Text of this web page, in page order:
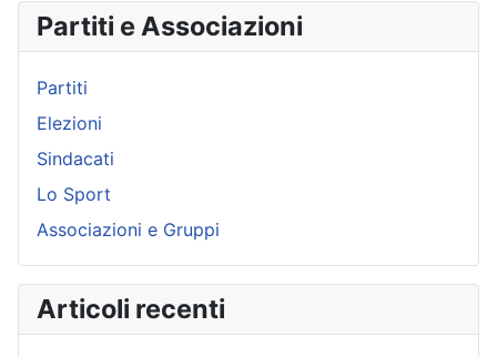
Partiti e Associazioni
Partiti
Elezioni
Sindacati
Lo Sport
Associazioni e Gruppi
Articoli recenti